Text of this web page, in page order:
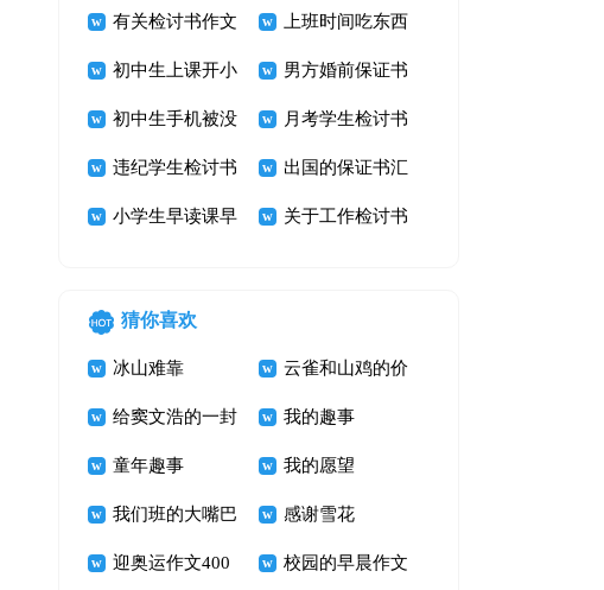
篇
证书10篇 证书汇总九篇
有关检讨书作文
集合五篇
上班时间吃东西
检讨书
初中生上课开小
差检讨书
男方婚前保证书
初中生手机被没
收检讨书
月考学生检讨书
汇编6篇
违纪学生检讨书
3篇
出国的保证书汇
编七篇
小学生早读课早 关于工作检讨书
猜你喜欢
冰山难靠 云雀和山鸡的价
值
给窦文浩的一封
信_四年级书信
作文400字
我的趣事
童年趣事 我的愿望
我们班的大嘴巴 感谢雪花
迎奥运作文400 校园的早晨作文